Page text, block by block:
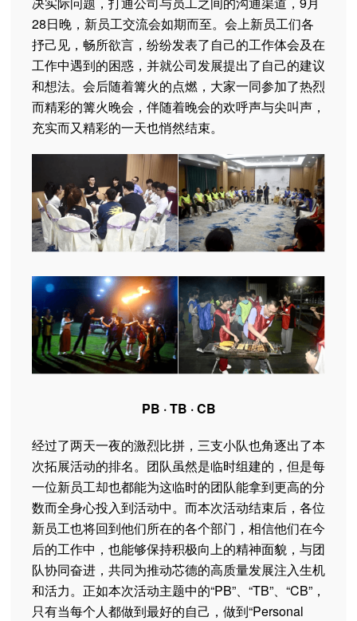
28日晚，新员工交流会如期而至。会上新员工们各
抒己见，畅所欲言，纷纷发表了自己的工作体会及在
工作中遇到的困惑，并就公司发展提出了自己的建议
和想法。会后随着篝火的点燃，大家一同参加了热烈
而精彩的篝火晚会，伴随着晚会的欢呼声与尖叫声，
充实而又精彩的一天也悄然结束。
PB · TB · CB
经过了两天一夜的激烈比拼，三支小队也角逐出了本
次拓展活动的排名。团队虽然是临时组建的，但是每
一位新员工却也都能为这临时的团队能拿到更高的分
数而全身心投入到活动中。而本次活动结束后，各位
新员工也将回到他们所在的各个部门，相信他们在今
后的工作中，也能够保持积极向上的精神面貌，与团
队协同奋进，共同为推动芯德的高质量发展注入生机
和活力。正如本次活动主题中的“PB”、“TB”、“CB”，
只有当每个人都做到最好的自己，做到“Personal